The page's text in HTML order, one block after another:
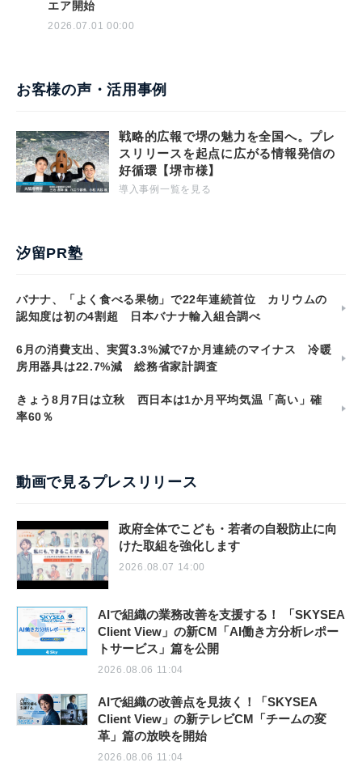
エア開始
2026.07.01 00:00
お客様の声・活用事例
戦略的広報で堺の魅力を全国へ。プレ
スリリースを起点に広がる情報発信の
好循環【堺市様】
導入事例一覧を見る
汐留PR塾
バナナ、「よく食べる果物」で22年連続首位 カリウムの
認知度は初の4割超 日本バナナ輸入組合調べ
6月の消費支出、実質3.3%減で7か月連続のマイナス 冷暖
房用器具は22.7%減 総務省家計調査
きょう8月7日は立秋 西日本は1か月平均気温「高い」確
率60％
動画で見るプレスリリース
政府全体でこども・若者の自殺防止に向
けた取組を強化します
2026.08.07 14:00
AIで組織の業務改善を支援する！ 「SKYSEA
Client View」の新CM「AI働き方分析レポー
トサービス」篇を公開
2026.08.06 11:04
AIで組織の改善点を見抜く！「SKYSEA
Client View」の新テレビCM「チームの変
革」篇の放映を開始
2026.08.06 11:04